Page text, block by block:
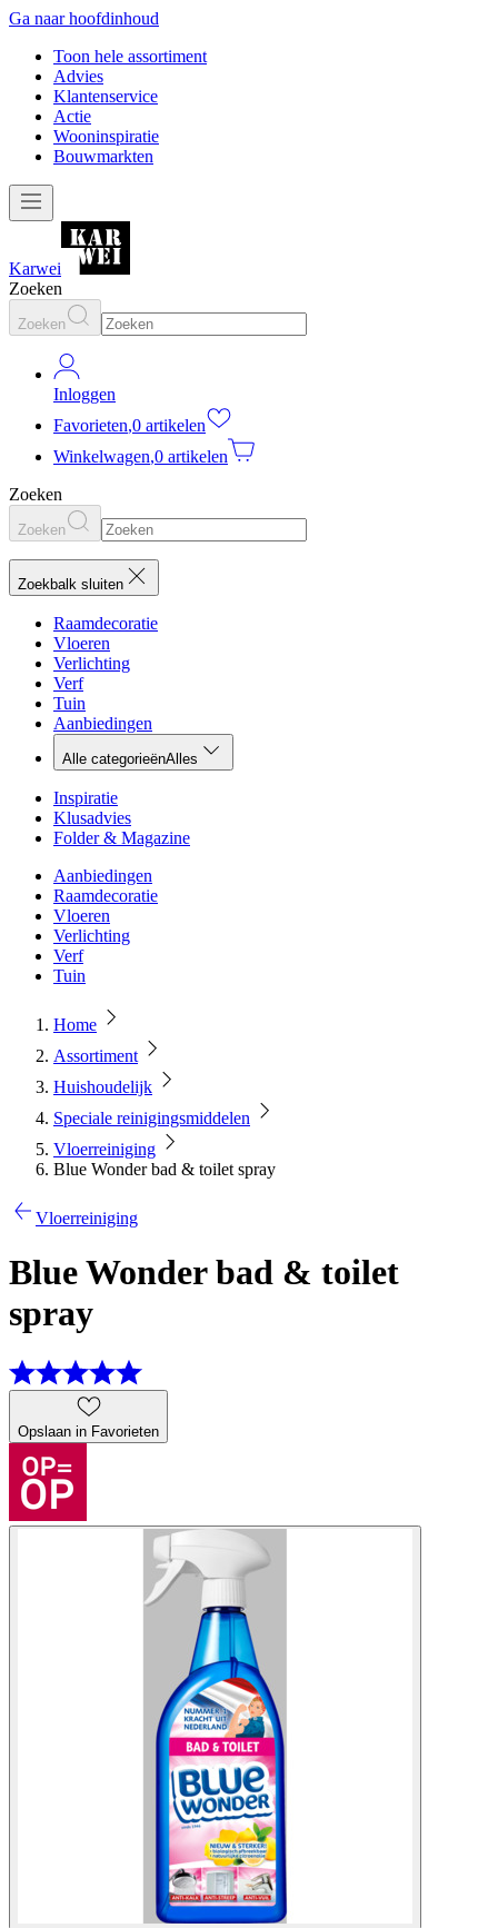
Ga naar hoofdinhoud
Toon hele assortiment
Advies
Klantenservice
Actie
Wooninspiratie
Bouwmarkten
Karwei
Zoeken
Zoeken
Inloggen
Favorieten,0 artikelen
Winkelwagen,0 artikelen
Zoeken
Zoeken
Zoekbalk sluiten
Raamdecoratie
Vloeren
Verlichting
Verf
Tuin
Aanbiedingen
Alle categorieënAlles
Inspiratie
Klusadvies
Folder & Magazine
Aanbiedingen
Raamdecoratie
Vloeren
Verlichting
Verf
Tuin
Home
Assortiment
Huishoudelijk
Speciale reinigingsmiddelen
Vloerreiniging
Blue Wonder bad & toilet spray
Vloerreiniging
Blue Wonder bad & toilet
spray
Opslaan in Favorieten